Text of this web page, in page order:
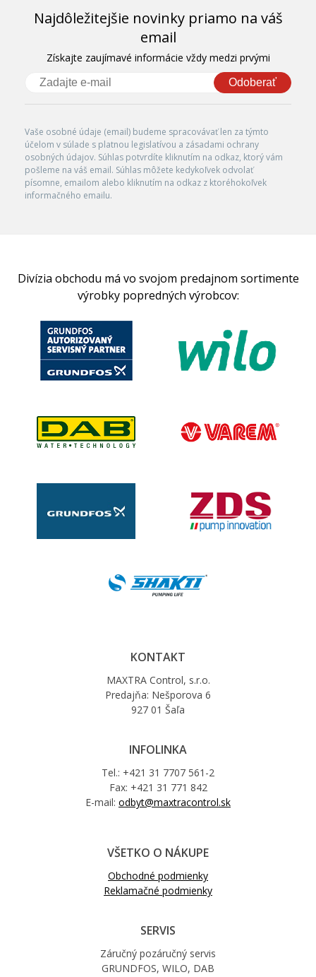
Najdôležitejšie novinky priamo na váš
email
Získajte zaujímavé informácie vždy medzi prvými
Odoberať
Vaše osobné údaje (email) budeme spracovávať len za týmto
účelom v súlade s platnou legislatívou a zásadami ochrany
osobných údajov. Súhlas potvrdíte kliknutím na odkaz, ktorý vám
pošleme na váš email. Súhlas môžete kedykoľvek odvolať
písomne, emailom alebo kliknutím na odkaz z ktoréhokoľvek
informačného emailu.
Divízia obchodu má vo svojom predajnom sortimente
výrobky popredných výrobcov:
KONTAKT
MAXTRA Control, s.r.o.
Predajňa: Nešporova 6
927 01 Šaľa
INFOLINKA
Tel.: +421 31 7707 561-2
Fax: +421 31 771 842
E-mail: odbyt@maxtracontrol.sk
VŠETKO O NÁKUPE
Obchodné podmienky
Reklamačné podmienky
SERVIS
Záručný pozáručný servis
GRUNDFOS, WILO, DAB